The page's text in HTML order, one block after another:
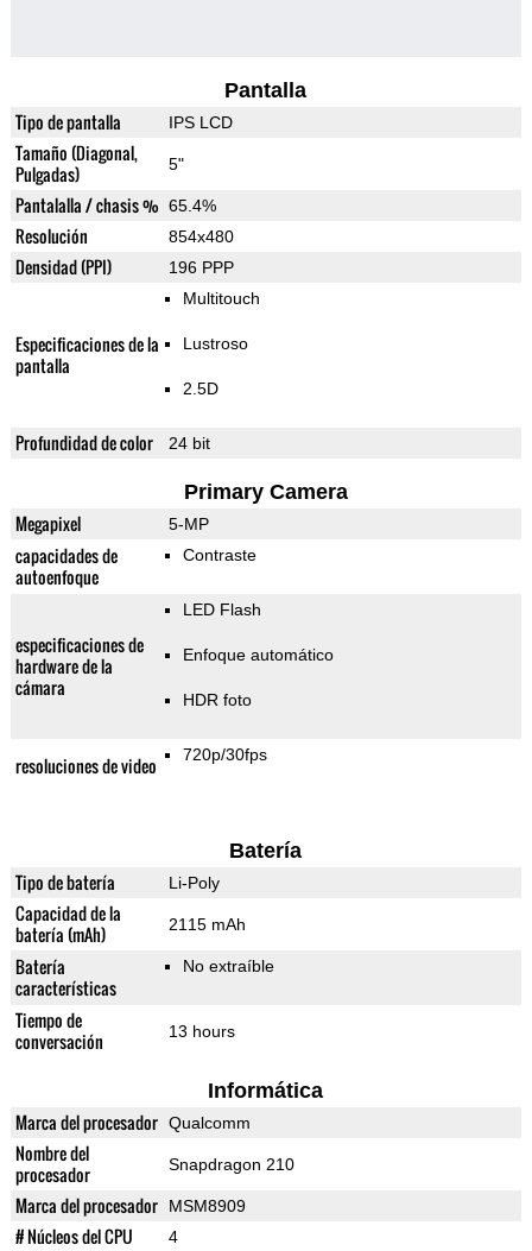
Pantalla
Tipo de pantalla IPS LCD
Tamaño (Diagonal,
Pulgadas)
5"
Pantalalla / chasis % 65.4%
Resolución 854x480
Densidad (PPI) 196 PPP
Especificaciones de la
pantalla
Multitouch
Lustroso
2.5D
Profundidad de color 24 bit
Primary Camera
Megapixel 5-MP
capacidades de
autoenfoque
Contraste
especificaciones de
hardware de la
cámara
LED Flash
Enfoque automático
HDR foto
resoluciones de video 720p/30fps
Batería
Tipo de batería Li-Poly
Capacidad de la
batería (mAh)
2115 mAh
Batería
características
No extraíble
Tiempo de
conversación
13 hours
Informática
Marca del procesador Qualcomm
Nombre del
procesador
Snapdragon 210
Marca del procesador MSM8909
# Núcleos del CPU 4